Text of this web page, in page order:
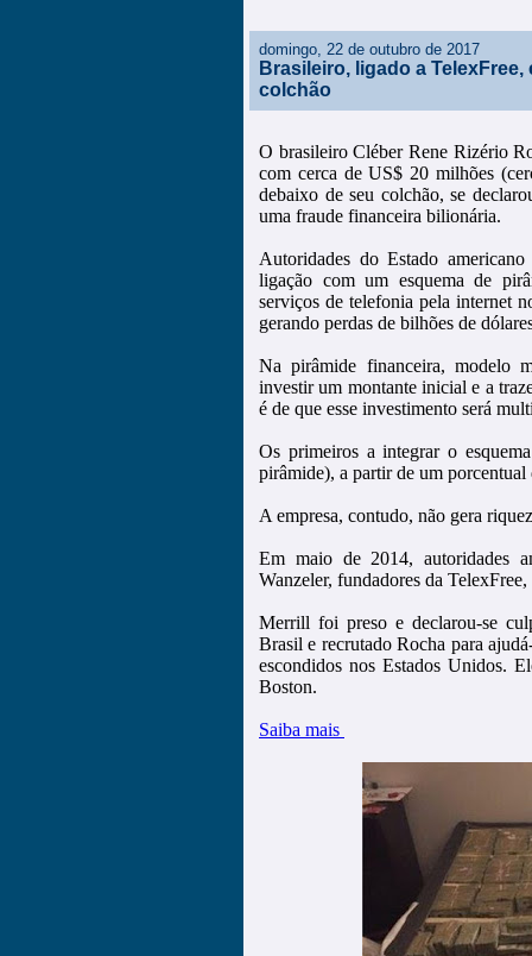
domingo, 22 de outubro de 2017
Brasileiro, ligado a
colchão
O brasileiro Cléber Rene Rizério
com cerca de US$ 20 milhões
debaixo de seu colchão, se
uma fraude financeira bilionária.
Autoridades do Estado
ligação com um esquema de
serviços de telefonia pela internet
gerando perdas de bilhões de
Na pirâmide financeira, modelo
investir um montante inicial e a
é de que esse investimento será
Os primeiros a integrar o
pirâmide), a partir de um
A empresa, contudo, não gera
Em maio de 2014, autoridades
Wanzeler, fundadores da
Merrill foi preso e declarou-se
Brasil e recrutado Rocha para
escondidos nos Estados Unidos.
Boston.
Saiba mais